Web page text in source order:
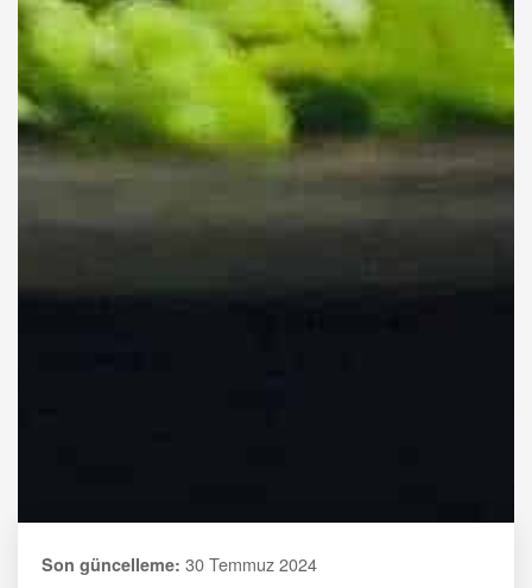
Son güncelleme: 30 Temmuz 2024